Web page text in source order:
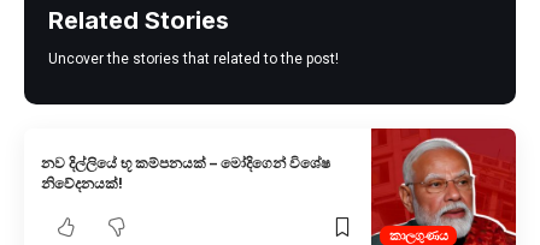
Related Stories
Uncover the stories that related to the post!
කාලගුණය
නව දිල්ලියේ භූ කම්පනයක් – මෝදිගෙන් විශේෂ
නිවේදනයක්!